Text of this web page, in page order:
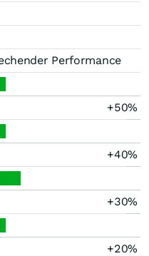
Performance
+50%
+40%
+30%
+20%